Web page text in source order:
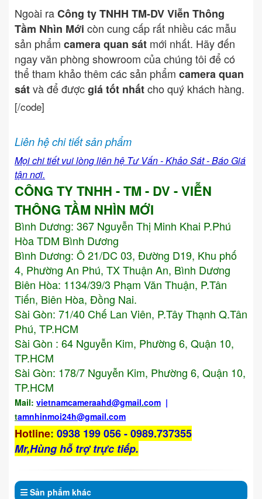
Ngoài raCông ty TNHH TM-DV Viễn Thông
Tầm Nhìn Mới còn cung cấp rất nhiều các mẫu
sản phẩm camera quan sát mới nhất. Hãy đến
ngay văn phòng showroom của chúng tôi để có
thể tham khảo thêm các sản phẩm camera quan
sátvà để đượcgiá tốt nhấtcho quý khách hàng.
[/code]
Liên hệ chi tiết sản phẩm
Mọi chi tiết vui lòng liên hệ Tư Vấn - Khảo Sát - Báo Giá
tận nơi.
CÔNG TY TNHH - TM - DV - VIỄN
THÔNG TẦM NHÌN MỚI
Bình Dương: 367 Nguyễn Thị Minh Khai P.Phú
Hòa TDM Bình Dương
Bình Dương: Ô 21/DC 03, Đường D19, Khu phố
4, Phường An Phú, TX Thuận An, Bình Dương
Biên Hòa: 1134/39/3 Phạm Văn Thuận, P.Tân
Tiến, Biên Hòa, Đồng Nai.
Sài Gòn: 71/40 Chế Lan Viên, P.Tây Thạnh Q.Tân
Phú, TP.HCM
Sài Gòn : 64 Nguyễn Kim, Phường 6, Quận 10,
TP.HCM
Sài Gòn: 178/7 Nguyễn Kim, Phường 6, Quận 10,
TP.HCM
Mail: vietnamcameraahd@gmail.com |
tamnhinmoi24h@gmail.com
Hotline: 0938 199 056 - 0989.737355
Mr,Hùng hỗ trợ trực tiếp.
Sản phẩm khác